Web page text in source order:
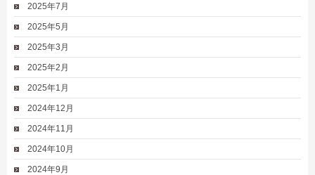
2025年7月
2025年5月
2025年3月
2025年2月
2025年1月
2024年12月
2024年11月
2024年10月
2024年9月